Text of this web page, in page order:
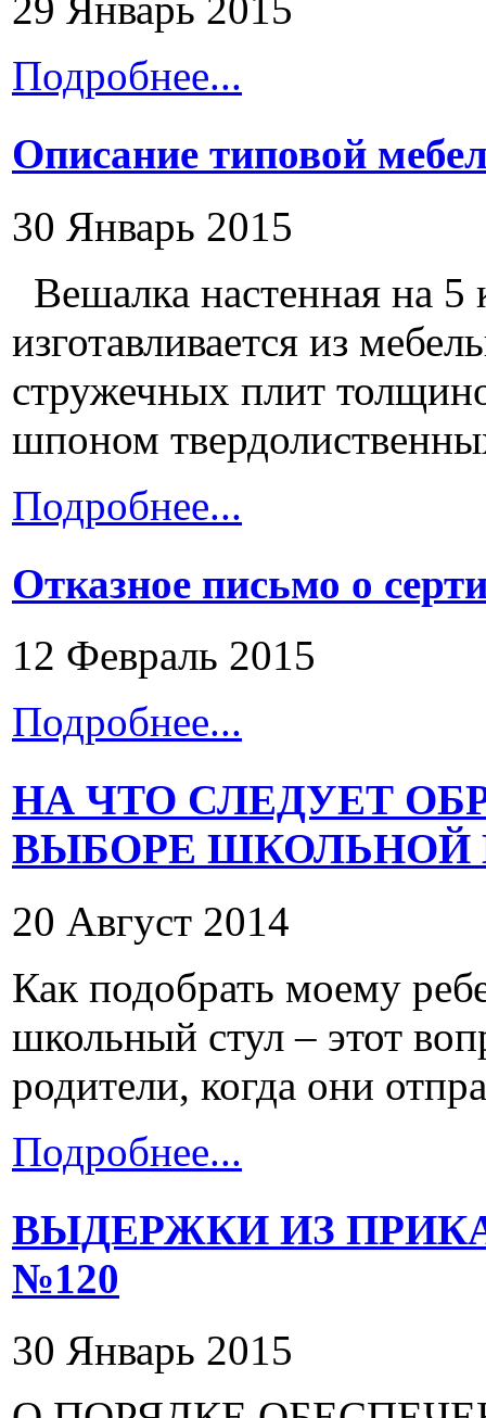
Подробнее...
Описание типовой
30 Январь 2015
Вешалка настенная на
изготавливается из
стружечных плит
шпоном
Подробнее...
Отказное письмо о
12 Февраль 2015
Подробнее...
НА ЧТО СЛЕДУЕТ
ВЫБОРЕ ШКОЛЬНОЙ
20 Август 2014
Как подобрать моему
школьный стул – этот
родители, когда они
Подробнее...
ВЫДЕРЖКИ ИЗ
№120
30 Январь 2015